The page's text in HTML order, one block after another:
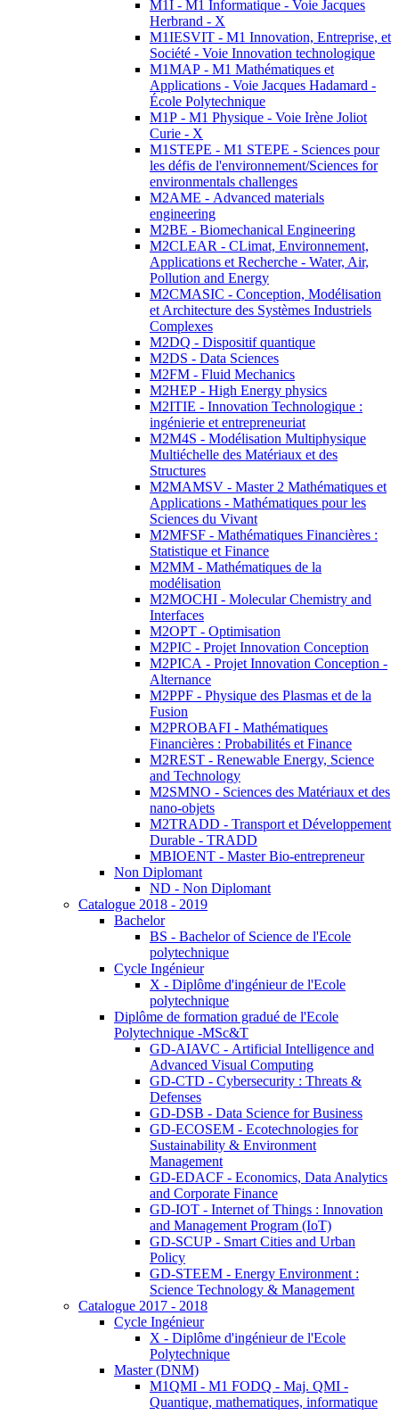
M1I - M1 Informatique - Voie Jacques
Herbrand - X
M1IESVIT - M1 Innovation, Entreprise, et
Société - Voie Innovation technologique
M1MAP - M1 Mathématiques et
Applications - Voie Jacques Hadamard -
École Polytechnique
M1P - M1 Physique - Voie Irène Joliot
Curie - X
M1STEPE - M1 STEPE - Sciences pour
les défis de l'environnement/Sciences for
environmentals challenges
M2AME - Advanced materials
engineering
M2BE - Biomechanical Engineering
M2CLEAR - CLimat, Environnement,
Applications et Recherche - Water, Air,
Pollution and Energy
M2CMASIC - Conception, Modélisation
et Architecture des Systèmes Industriels
Complexes
M2DQ - Dispositif quantique
M2DS - Data Sciences
M2FM - Fluid Mechanics
M2HEP - High Energy physics
M2ITIE - Innovation Technologique :
ingénierie et entrepreneuriat
M2M4S - Modélisation Multiphysique
Multiéchelle des Matériaux et des
Structures
M2MAMSV - Master 2 Mathématiques et
Applications - Mathématiques pour les
Sciences du Vivant
M2MFSF - Mathématiques Financières :
Statistique et Finance
M2MM - Mathématiques de la
modélisation
M2MOCHI - Molecular Chemistry and
Interfaces
M2OPT - Optimisation
M2PIC - Projet Innovation Conception
M2PICA - Projet Innovation Conception -
Alternance
M2PPF - Physique des Plasmas et de la
Fusion
M2PROBAFI - Mathématiques
Financières : Probabilités et Finance
M2REST - Renewable Energy, Science
and Technology
M2SMNO - Sciences des Matériaux et des
nano-objets
M2TRADD - Transport et Développement
Durable - TRADD
MBIOENT - Master Bio-entrepreneur
Non Diplomant
ND - Non Diplomant
Catalogue 2018 - 2019
Bachelor
BS - Bachelor of Science de l'Ecole
polytechnique
Cycle Ingénieur
X - Diplôme d'ingénieur de l'Ecole
polytechnique
Diplôme de formation gradué de l'Ecole
Polytechnique -MSc&T
GD-AIAVC - Artificial Intelligence and
Advanced Visual Computing
GD-CTD - Cybersecurity : Threats &
Defenses
GD-DSB - Data Science for Business
GD-ECOSEM - Ecotechnologies for
Sustainability & Environment
Management
GD-EDACF - Economics, Data Analytics
and Corporate Finance
GD-IOT - Internet of Things : Innovation
and Management Program (IoT)
GD-SCUP - Smart Cities and Urban
Policy
GD-STEEM - Energy Environment :
Science Technology & Management
Catalogue 2017 - 2018
Cycle Ingénieur
X - Diplôme d'ingénieur de l'Ecole
Polytechnique
Master (DNM)
M1QMI - M1 FODQ - Maj. QMI -
Quantique, mathematiques, informatique